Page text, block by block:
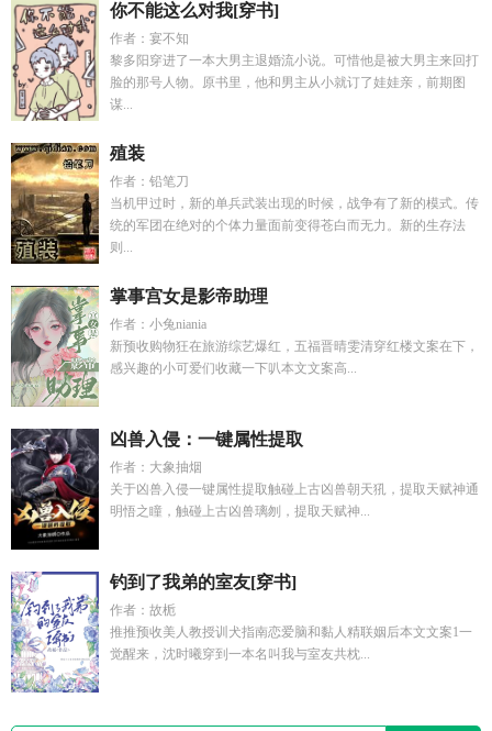
你不能这么对我[穿书]
作者：宴不知
黎多阳穿进了一本大男主退婚流小说。可惜他是被大男主来回打
脸的那号人物。原书里，他和男主从小就订了娃娃亲，前期图
谋...
殖装
作者：铅笔刀
当机甲过时，新的单兵武装出现的时候，战争有了新的模式。传
统的军团在绝对的个体力量面前变得苍白而无力。新的生存法
则...
掌事宫女是影帝助理
作者：小兔niania
新预收购物狂在旅游综艺爆红，五福晋晴雯清穿红楼文案在下，
感兴趣的小可爱们收藏一下叭本文文案高...
凶兽入侵：一键属性提取
作者：大象抽烟
关于凶兽入侵一键属性提取触碰上古凶兽朝天犼，提取天赋神通
明悟之瞳，触碰上古凶兽璃刎，提取天赋神...
钓到了我弟的室友[穿书]
作者：故栀
推推预收美人教授训犬指南恋爱脑和黏人精联姻后本文文案1一
觉醒来，沈时曦穿到一本名叫我与室友共枕...